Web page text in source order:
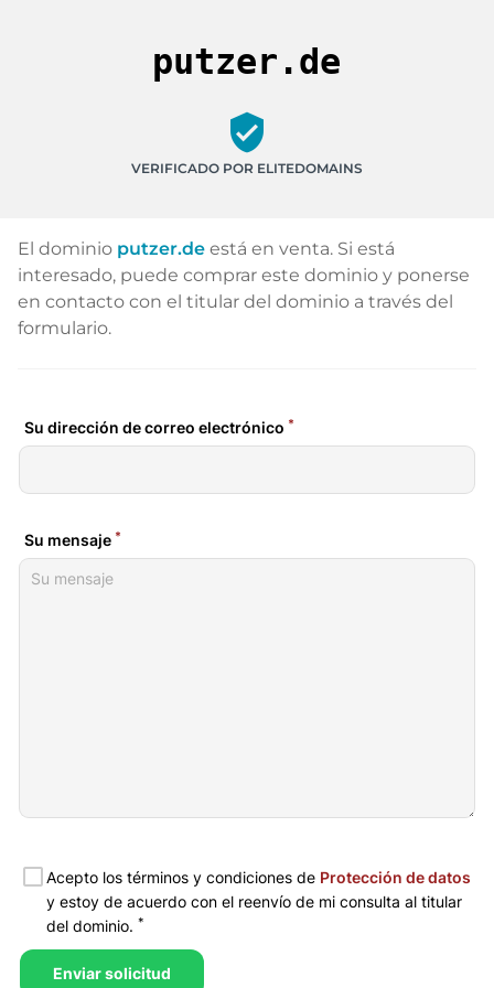
putzer.de
verified_user
VERIFICADO POR ELITEDOMAINS
El dominio putzer.de está en venta. Si está
interesado, puede comprar este dominio y ponerse
en contacto con el titular del dominio a través del
formulario.